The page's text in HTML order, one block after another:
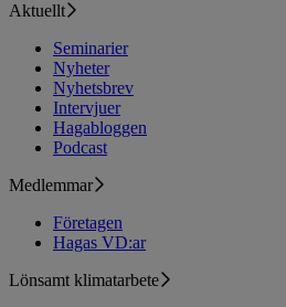
Aktuellt
Seminarier
Nyheter
Nyhetsbrev
Intervjuer
Hagabloggen
Podcast
Medlemmar
Företagen
Hagas VD:ar
Lönsamt klimatarbete